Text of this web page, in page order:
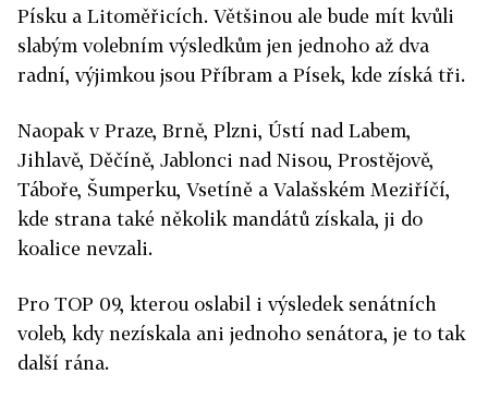
Písku a Litoměřicích. Většinou ale bude mít kvůli
slabým volebním výsledkům jen jednoho až dva
radní, výjimkou jsou Příbram a Písek, kde získá tři.
Naopak v Praze, Brně, Plzni, Ústí nad Labem,
Jihlavě, Děčíně, Jablonci nad Nisou, Prostějově,
Táboře, Šumperku, Vsetíně a Valašském Meziříčí,
kde strana také několik mandátů získala, ji do
koalice nevzali.
Pro TOP 09, kterou oslabil i výsledek senátních
voleb, kdy nezískala ani jednoho senátora, je to tak
další rána.